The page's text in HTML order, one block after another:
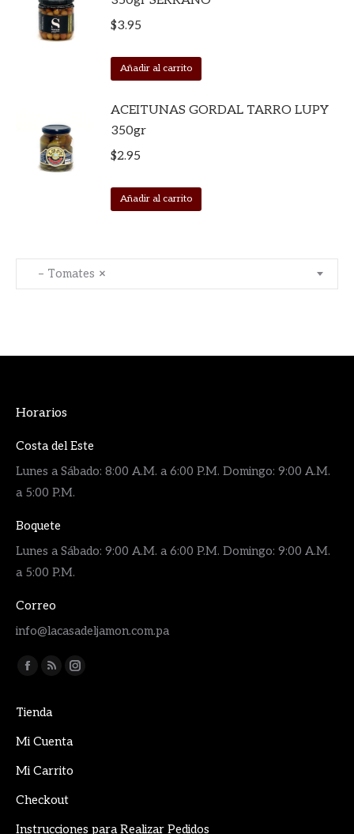
$3.95
Añadir al carrito
ACEITUNAS GORDAL TARRO LUPY
350gr
$2.95
Añadir al carrito
×
– Tomates
Horarios
Costa del Este
Lunes a Sábado: 8:00 A.M. a 6:00 P.M. Domingo: 9:00 A.M.
a 5:00 P.M.
Boquete
Lunes a Sábado: 9:00 A.M. a 6:00 P.M. Domingo: 9:00 A.M.
a 5:00 P.M.
Correo
info@lacasadeljamon.com.pa
Encuéntranos en:
Facebook
opens
in
window
Rss
opens
in
window
Instagram
Tienda
Mi Cuenta
Mi Carrito
Checkout
Instrucciones para Realizar Pedidos